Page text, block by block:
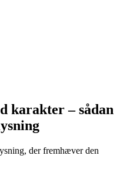
karakter – sådan
der fremhæver den